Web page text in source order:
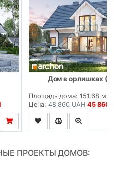
Дом в орлишках
Площадь дома: 151.68 м
Цена:48 860 UAH 45 860
ПРОЕКТЫ ДОМОВ: